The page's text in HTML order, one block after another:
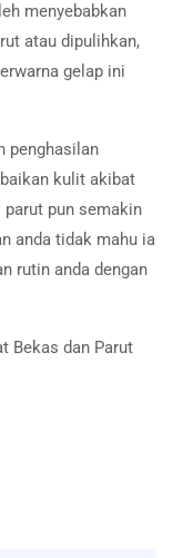
menyebabkan
atau dipulihkan,
gelap ini
penghasilan
kulit akibat
pun semakin
anda tidak mahu ia
rutin anda dengan
Bekas dan Parut